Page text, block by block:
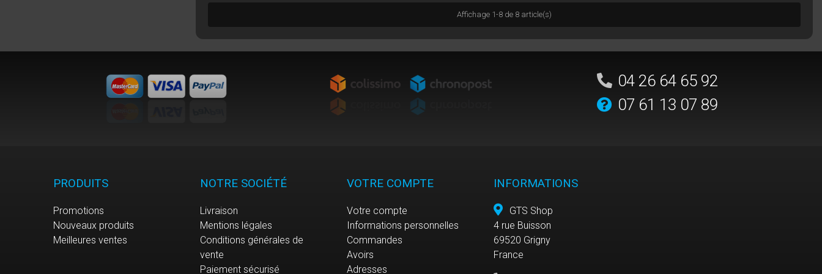
Affichage 1-8 de 8 article(s)
04 26 64 65 92
07 61 13 07 89
PRODUITS
Promotions
Nouveaux produits
Meilleures ventes
NOTRE SOCIÉTÉ
Livraison
Mentions légales
Conditions générales de
vente
Paiement sécurisé
VOTRE COMPTE
Votre compte
Informations personnelles
Commandes
Avoirs
Adresses
INFORMATIONS
GTS Shop
4 rue Buisson
69520 Grigny
France